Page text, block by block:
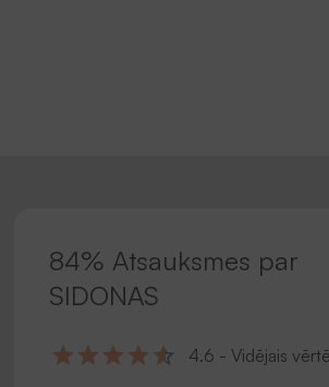
84% Atsauksmes par
SIDONAS
4.6 - Vidējais